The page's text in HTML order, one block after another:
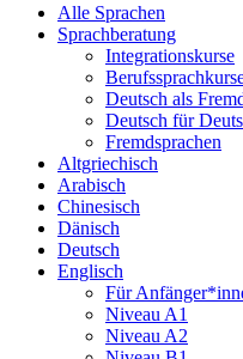
Alle Sprachen
Sprachberatung
Integrationskurse
Deutsch als
Deutsch für
Fremdsprachen
Altgriechisch
Arabisch
Chinesisch
Dänisch
Deutsch
Englisch
Für
Niveau A1
Niveau A2